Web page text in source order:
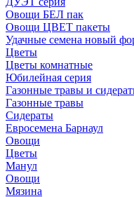
Овощи БЕЛ пак
Овощи ЦВЕТ пакеты
Удачные семена новый
Цветы
Цветы комнатные
Юбилейная серия
Газонные травы и
Газонные травы
Сидераты
Евросемена Барнаул
Овощи
Цветы
Манул
Овощи
Мязина